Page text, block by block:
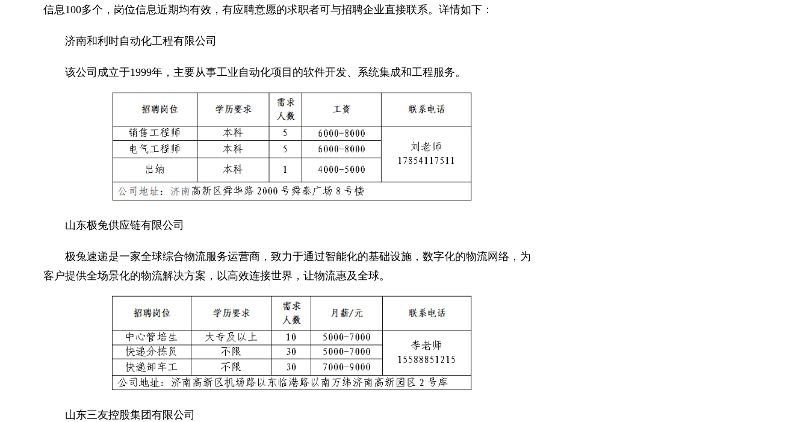
信息100多个，岗位信息近期均有效，有应聘意愿的求职者可与招聘企业直接联系。详情如下：
济南和利时自动化工程有限公司
该公司成立于1999年，主要从事工业自动化项目的软件开发、系统集成和工程服务。
山东极兔供应链有限公司
极兔速递是一家全球综合物流服务运营商，致力于通过智能化的基础设施，数字化的物流网络，为
客户提供全场景化的物流解决方案，以高效连接世界，让物流惠及全球。
山东三友控股集团有限公司